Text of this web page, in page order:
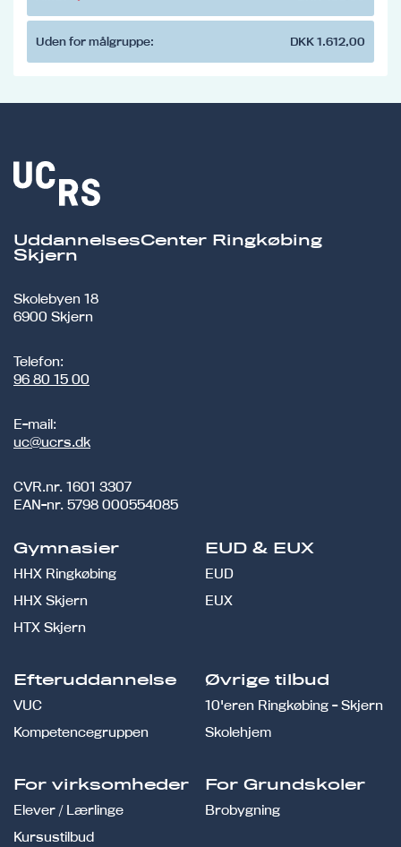
Uden for målgruppe: DKK 1.612,00
UddannelsesCenter Ringkøbing
Skjern
Skolebyen 18
6900 Skjern
Telefon:
96 80 15 00
E-mail:
uc@ucrs.dk
CVR.nr. 1601 3307
EAN-nr. 5798 000554085
Gymnasier
HHX Ringkøbing
HHX Skjern
HTX Skjern
EUD & EUX
EUD
EUX
Efteruddannelse
VUC
Kompetencegruppen
Øvrige tilbud
10'eren Ringkøbing - Skjern
Skolehjem
For virksomheder
Elever / Lærlinge
Kursustilbud
For Grundskoler
Brobygning